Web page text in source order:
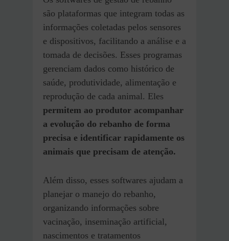
são plataformas que integram todas as
informações coletadas pelos sensores
e dispositivos, facilitando a análise e a
tomada de decisões. Esses programas
gerenciam dados como histórico de
saúde, produtividade, alimentação e
reprodução de cada animal. Eles
permitem ao produtor acompanhar
a evolução do rebanho de forma
precisa e identificar rapidamente os
animais que precisam de atenção.
Além disso, esses softwares ajudam a
planejar o manejo do rebanho,
organizando informações sobre
vacinação, inseminação artificial,
nascimentos e tratamentos